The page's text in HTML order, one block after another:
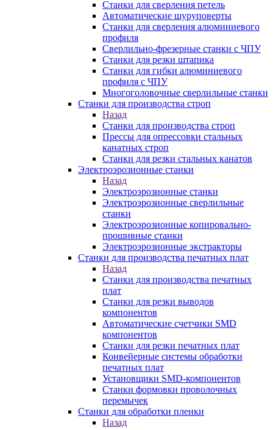
Станки для сверления петель
Автоматические шуруповерты
Станки для сверления алюминиевого
профиля
Сверлильно-фрезерные станки с ЧПУ
Станки для резки штапика
Станки для гибки алюминиевого
профиля с ЧПУ
Многоголовочные сверлильные станки
Станки для производства строп
Назад
Станки для производства строп
Прессы для опрессовки стальных
канатных строп
Станки для резки стальных канатов
Электроэрозионные станки
Назад
Электроэрозионные станки
Электроэрозионные сверлильные
станки
Электроэрозионные копировально-
прошивные станки
Электроэрозионные экстракторы
Станки для производства печатных плат
Назад
Станки для производства печатных
плат
Станки для резки выводов
компонентов
Автоматические счетчики SMD
компонентов
Станки для резки печатных плат
Конвейерные системы обработки
печатных плат
Установщики SMD-компонентов
Станки формовки проволочных
перемычек
Станки для обработки пленки
Назад